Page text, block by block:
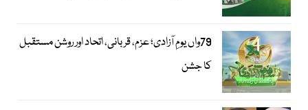
79واں یومِ آزادی؛ عزم، قربانی، اتحاد اور روشن مستقبل
کا جشن